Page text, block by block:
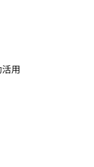
用